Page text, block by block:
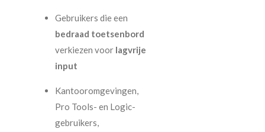
Gebruikers die een
bedraad toetsenbord
verkiezen voor lagvrije
input
Kantooromgevingen,
Pro Tools- en Logic-
gebruikers,